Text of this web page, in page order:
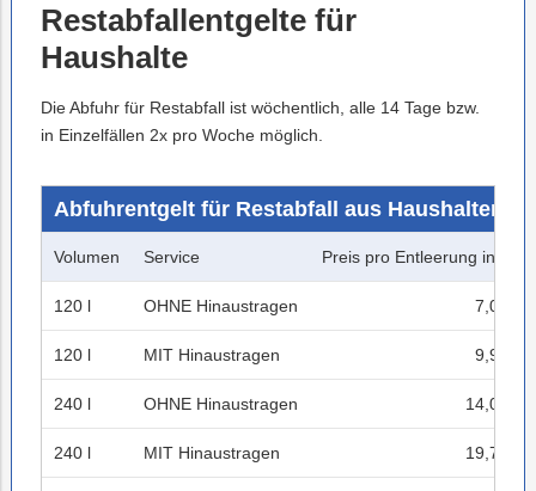
Services
Restabfallentgelte für
Haushalte
Die Abfuhr für Restabfall ist wöchentlich, alle 14 Tage bzw.
in Einzelfällen 2x pro Woche möglich.
Abfuhrentgelt für Restabfall aus Haushalten
Volumen Service Preis pro Entleerung inkl.
120 l OHNE Hinaustragen 7,00
120 l MIT Hinaustragen 9,92
240 l OHNE Hinaustragen 14,04
240 l MIT Hinaustragen 19,78